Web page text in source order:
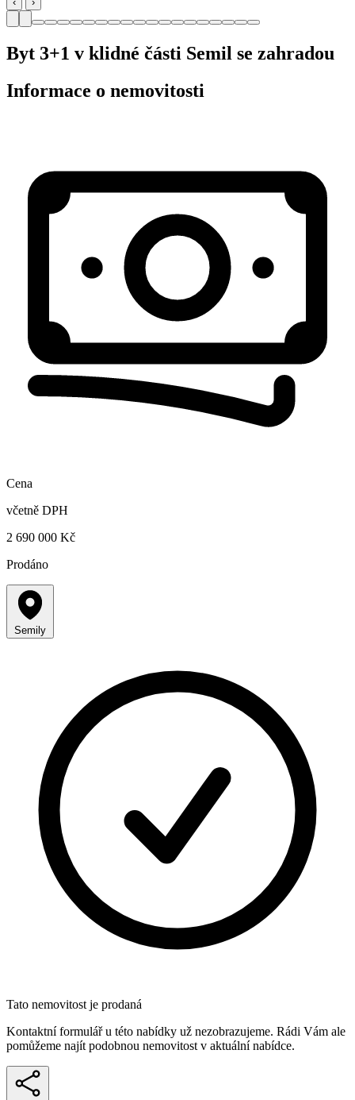
Byt 3+1 v klidné části Semil se zahradou
Informace o nemovitosti
Cena
včetně DPH
2 690 000 Kč
Prodáno
Semily
Tato nemovitost je prodaná
Kontaktní formulář u této nabídky už nezobrazujeme. Rádi Vám ale
pomůžeme najít podobnou nemovitost v aktuální nabídce.